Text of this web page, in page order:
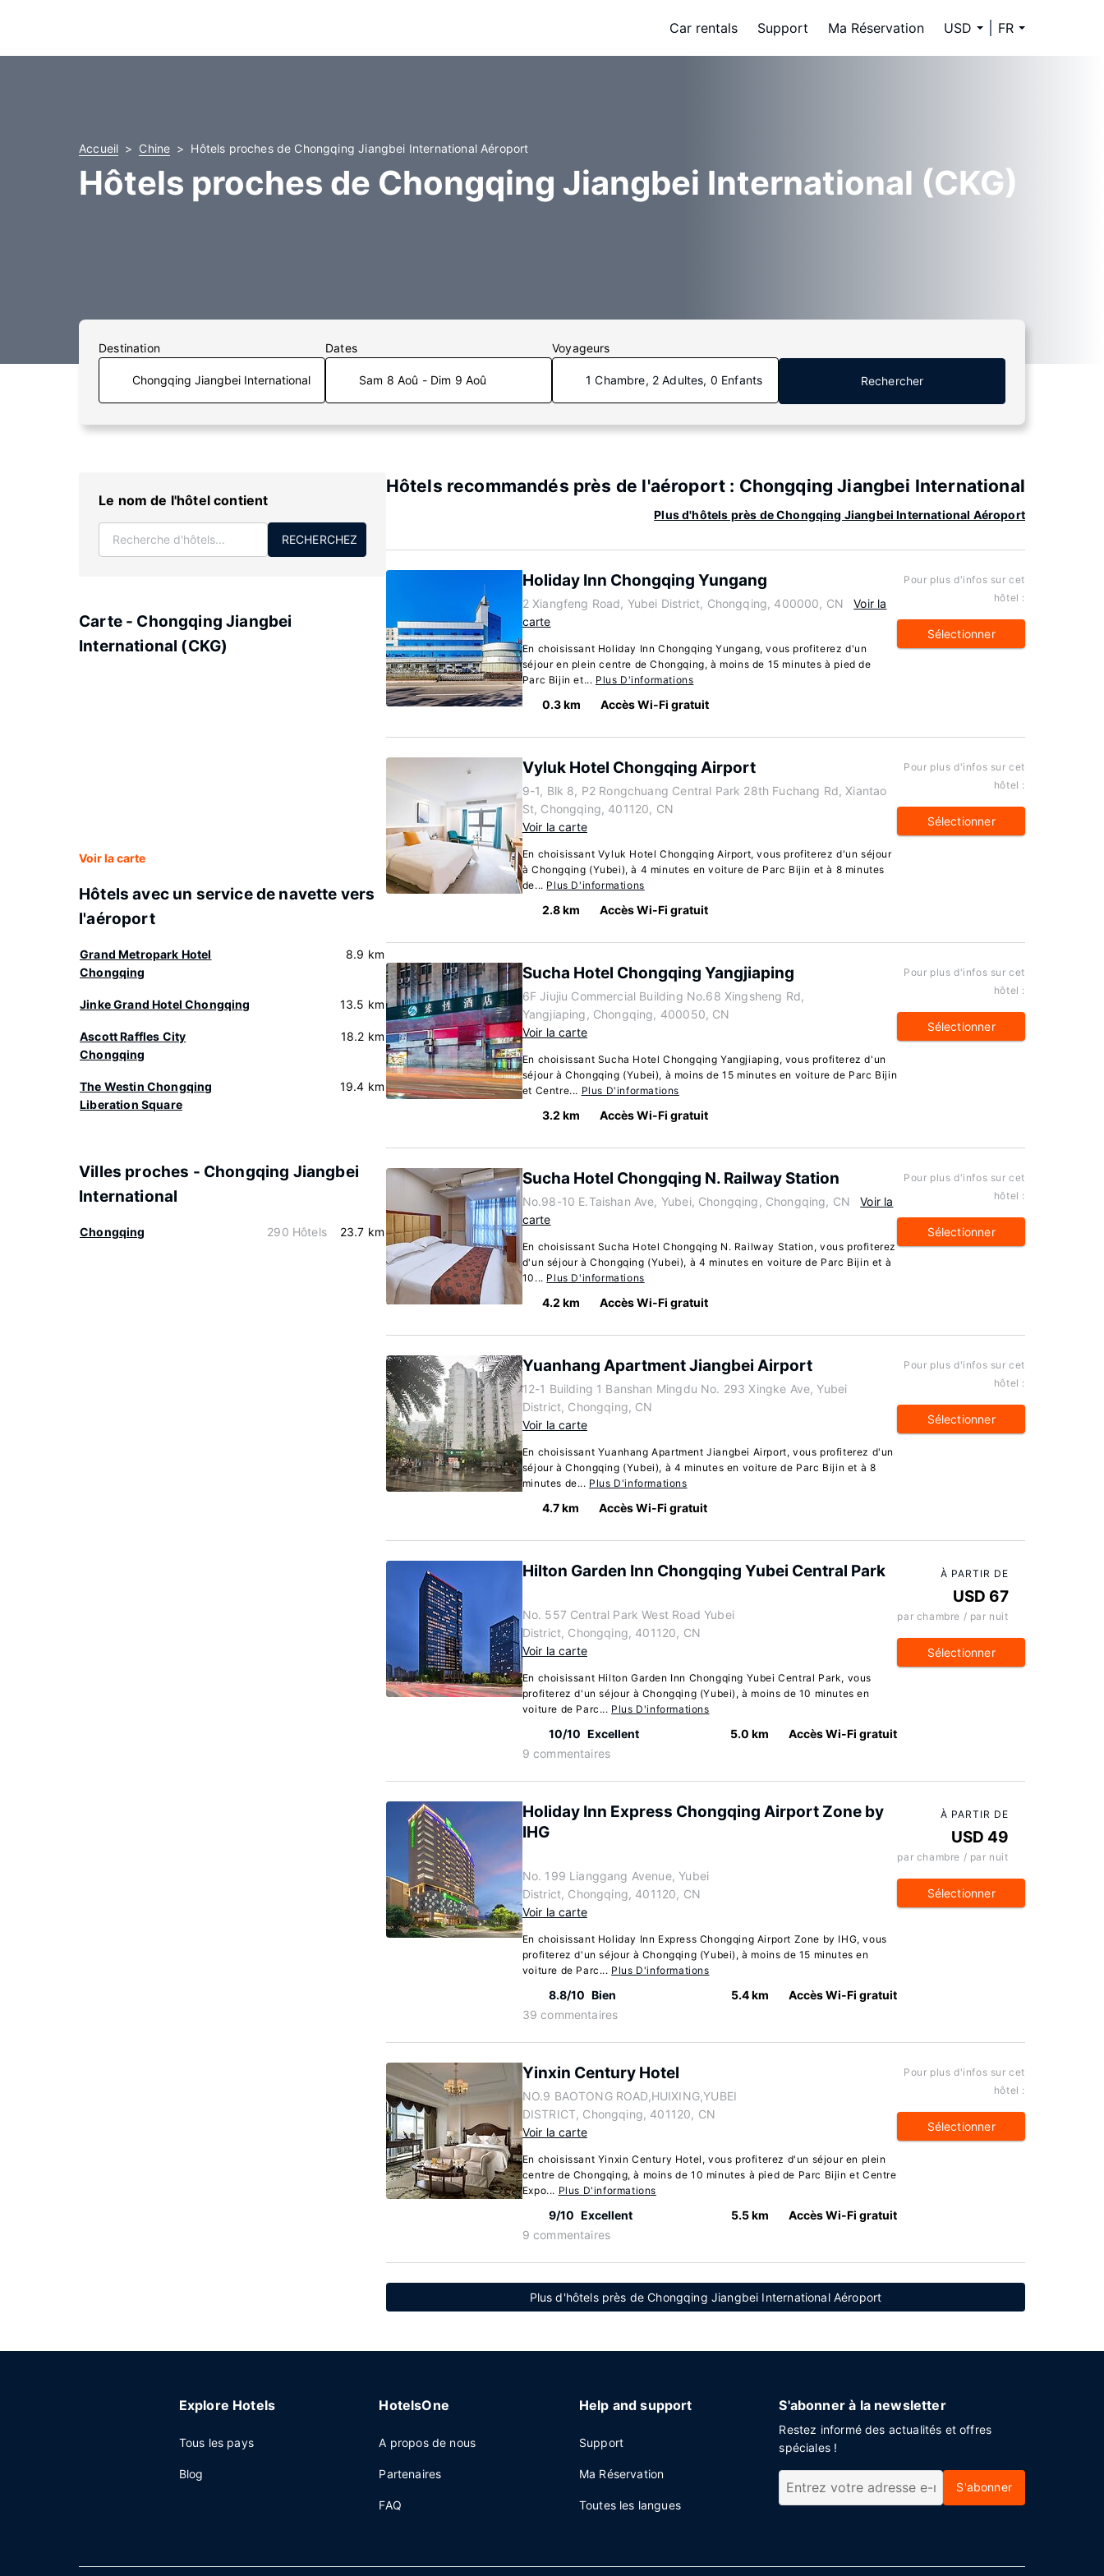
Car rentals Support Ma Réservation USD FR
Accueil Chine Hôtels proches de Chongqing Jiangbei International Aéroport
Hôtels proches de Chongqing Jiangbei International (CKG)
Destination Dates
Sam 8 Aoû - Dim 9 Aoû
Voyageurs
1 Chambre, 2 Adultes, 0 Enfants Rechercher
Le nom de l'hôtel contient
RECHERCHEZ
Carte - Chongqing Jiangbei
International (CKG)
Voir la carte
Hôtels avec un service de navette vers
l'aéroport
Grand Metropark Hotel
Chongqing
8.9 km
Jinke Grand Hotel Chongqing 13.5 km
Ascott Raffles City
Chongqing
18.2 km
The Westin Chongqing
Liberation Square
19.4 km
Villes proches - Chongqing Jiangbei
International
Chongqing 290 Hôtels 23.7 km
Hôtels recommandés près de l'aéroport : Chongqing Jiangbei International
Plus d'hôtels près de Chongqing Jiangbei International Aéroport
Holiday Inn Chongqing Yungang
2 Xiangfeng Road, Yubei District, Chongqing, 400000, CN
Voir la
carte
En choisissant Holiday Inn Chongqing Yungang, vous profiterez d'un
séjour en plein centre de Chongqing, à moins de 15 minutes à pied de
Parc Bijin et... Plus D'informations
0.3 km Accès Wi-Fi gratuit
Pour plus d'infos sur cet
hôtel :
Sélectionner
Vyluk Hotel Chongqing Airport
9-1, Blk 8, P2 Rongchuang Central Park 28th Fuchang Rd, Xiantao
St, Chongqing, 401120, CN
Voir la carte
En choisissant Vyluk Hotel Chongqing Airport, vous profiterez d'un séjour
à Chongqing (Yubei), à 4 minutes en voiture de Parc Bijin et à 8 minutes
de... Plus D'informations
2.8 km Accès Wi-Fi gratuit
Pour plus d'infos sur cet
hôtel :
Sélectionner
Sucha Hotel Chongqing Yangjiaping
6F Jiujiu Commercial Building No.68 Xingsheng Rd,
Yangjiaping, Chongqing, 400050, CN
Voir la carte
En choisissant Sucha Hotel Chongqing Yangjiaping, vous profiterez d'un
séjour à Chongqing (Yubei), à moins de 15 minutes en voiture de Parc Bijin
et Centre... Plus D'informations
3.2 km Accès Wi-Fi gratuit
Pour plus d'infos sur cet
hôtel :
Sélectionner
Sucha Hotel Chongqing N. Railway Station
No.98-10 E.Taishan Ave, Yubei, Chongqing, Chongqing, CN
Voir la
carte
En choisissant Sucha Hotel Chongqing N. Railway Station, vous profiterez
d'un séjour à Chongqing (Yubei), à 4 minutes en voiture de Parc Bijin et à
10... Plus D'informations
4.2 km Accès Wi-Fi gratuit
Pour plus d'infos sur cet
hôtel :
Sélectionner
Yuanhang Apartment Jiangbei Airport
12-1 Building 1 Banshan Mingdu No. 293 Xingke Ave, Yubei
District, Chongqing, CN
Voir la carte
En choisissant Yuanhang Apartment Jiangbei Airport, vous profiterez d'un
séjour à Chongqing (Yubei), à 4 minutes en voiture de Parc Bijin et à 8
minutes de... Plus D'informations
4.7 km Accès Wi-Fi gratuit
Pour plus d'infos sur cet
hôtel :
Sélectionner
Hilton Garden Inn Chongqing Yubei Central Park
No. 557 Central Park West Road Yubei
District, Chongqing, 401120, CN
Voir la carte
En choisissant Hilton Garden Inn Chongqing Yubei Central Park, vous
profiterez d'un séjour à Chongqing (Yubei), à moins de 10 minutes en
voiture de Parc... Plus D'informations
10/10 Excellent
9 commentaires
5.0 km Accès Wi-Fi gratuit
À PARTIR DE
USD 67
par chambre / par nuit
Sélectionner
Holiday Inn Express Chongqing Airport Zone by
IHG
No. 199 Lianggang Avenue, Yubei
District, Chongqing, 401120, CN
Voir la carte
En choisissant Holiday Inn Express Chongqing Airport Zone by IHG, vous
profiterez d'un séjour à Chongqing (Yubei), à moins de 15 minutes en
voiture de Parc... Plus D'informations
8.8/10 Bien
39 commentaires
5.4 km Accès Wi-Fi gratuit
À PARTIR DE
USD 49
par chambre / par nuit
Sélectionner
Yinxin Century Hotel
NO.9 BAOTONG ROAD,HUIXING,YUBEI
DISTRICT, Chongqing, 401120, CN
Voir la carte
En choisissant Yinxin Century Hotel, vous profiterez d'un séjour en plein
centre de Chongqing, à moins de 10 minutes à pied de Parc Bijin et Centre
Expo... Plus D'informations
9/10 Excellent
9 commentaires
5.5 km Accès Wi-Fi gratuit
Pour plus d'infos sur cet
hôtel :
Sélectionner
Plus d'hôtels près de Chongqing Jiangbei International Aéroport
Explore Hotels
Tous les pays
Blog
HotelsOne
A propos de nous
Partenaires
FAQ
Help and support
Support
Ma Réservation
Toutes les langues
S'abonner à la newsletter
Restez informé des actualités et offres
spéciales !
S'abonner